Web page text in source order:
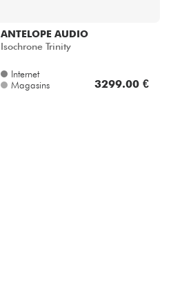
ANTELOPE AUDIO
Isochrone Trinity
Internet
Magasins
3299.00 €